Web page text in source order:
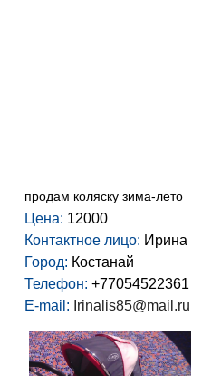
продам коляску зима-лето
Цена: 12000
Контактное лицо: Ирина
Город: Костанай
Телефон: +77054522361
E-mail: Irinalis85@mail.ru